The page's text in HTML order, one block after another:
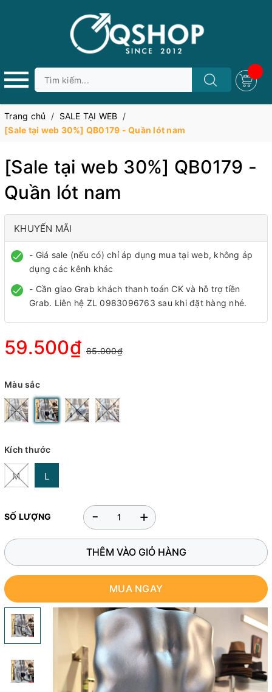
Trang chủ / SALE TẠI WEB /
[Sale tại web 30%] QB0179 - Quần lót nam
[Sale tại web 30%] QB0179 -
Quần lót nam
KHUYẾN MÃI
- Giá sale (nếu có) chỉ áp dụng mua tại web, không áp
dụng các kênh khác
- Cần giao Grab khách thanh toán CK và hỗ trợ tiền
Grab. Liên hệ ZL 0983096763 sau khi đặt hàng nhé.
59.500₫ 85.000₫
Màu sắc
Kích thước
M L
SỐ LƯỢNG +
-
THÊM VÀO GIỎ HÀNG
MUA NGAY